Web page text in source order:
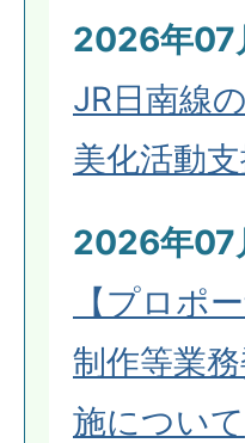
2026年07
JR日南線
美化活動
2026年07
【プロポ
制作等業
施について